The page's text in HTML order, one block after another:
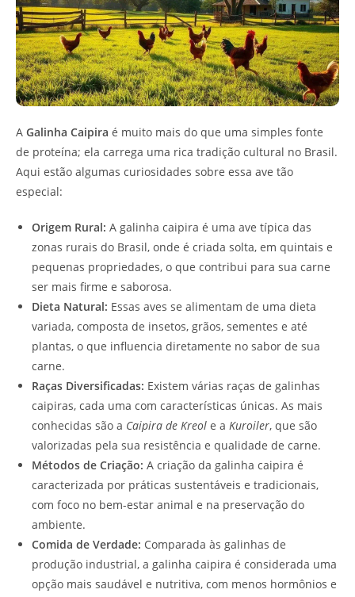
A Galinha Caipira é muito mais do que uma simples fonte
de proteína; ela carrega uma rica tradição cultural no Brasil.
Aqui estão algumas curiosidades sobre essa ave tão
especial:
Origem Rural: A galinha caipira é uma ave típica das
zonas rurais do Brasil, onde é criada solta, em quintais e
pequenas propriedades, o que contribui para sua carne
ser mais firme e saborosa.
Dieta Natural: Essas aves se alimentam de uma dieta
variada, composta de insetos, grãos, sementes e até
plantas, o que influencia diretamente no sabor de sua
carne.
Raças Diversificadas: Existem várias raças de galinhas
caipiras, cada uma com características únicas. As mais
conhecidas são a Caipira de Kreol e a Kuroiler, que são
valorizadas pela sua resistência e qualidade de carne.
Métodos de Criação: A criação da galinha caipira é
caracterizada por práticas sustentáveis e tradicionais,
com foco no bem-estar animal e na preservação do
ambiente.
Comida de Verdade: Comparada às galinhas de
produção industrial, a galinha caipira é considerada uma
opção mais saudável e nutritiva, com menos hormônios e